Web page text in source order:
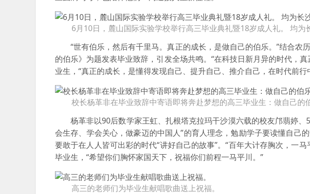
6月10日，麓山国际实验学校举行高三毕业典礼暨18岁成人礼。 均为
“世有伯乐，然后有千里马。真正的成长，是做自己的伯乐。”结合农
的伯乐》为题发表毕业致辞，引发全场共鸣。“在科技日新月异的时代，
业生，“真正的成长，是懂得发现自己、提升自己、推介自己，在时代前
校长杨革非在毕业致辞中寄语即将奔赴梦想的高三毕业生：做自己的伯
杨革非以90后数学家王虹、扎根塔克拉玛干沙漠六载的校友邝翡婷
会生存、学会关心，做豪迈的中国人”的育人理念，勉励学子要读懂自己
要敢于在人人皆可出彩的时代“讲好自己的故事”。“百年大计存胸次，一
毕业生，“希望你们胸怀家国天下，祝福你们前程一马平川。”
高三的老师们为毕业生献唱歌曲送上祝福。